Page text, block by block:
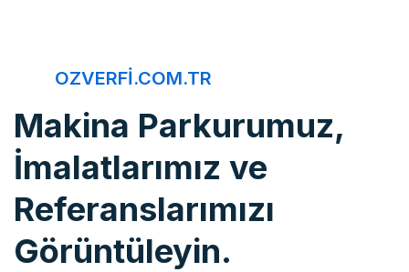
Makina Parkurumuz,
İmalatlarımız ve
Referanslarımızı
Görüntüleyin.
Öz Verfi, imalattan montaja, bakım onarımdan kaliteye, 20 yıldır